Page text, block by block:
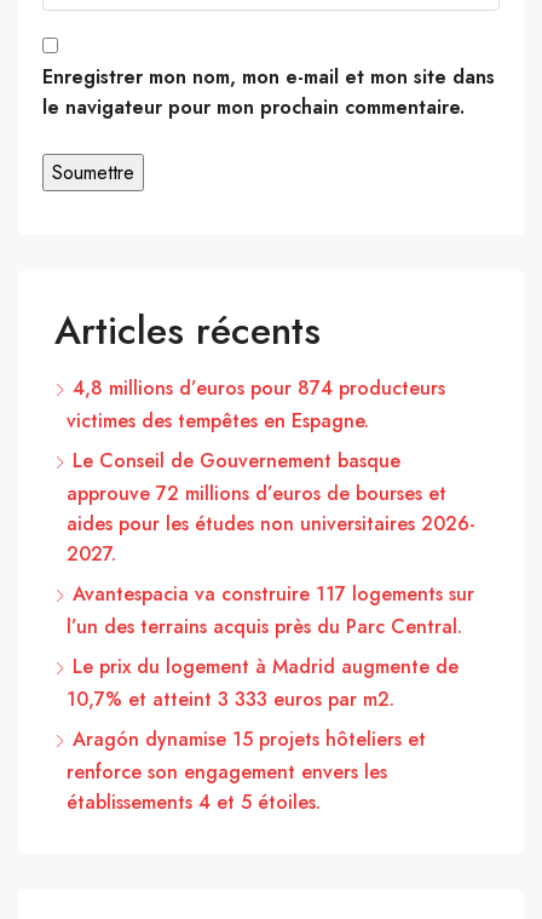
Enregistrer mon nom, mon e-mail et mon site dans
le navigateur pour mon prochain commentaire.
Articles récents
4,8 millions d’euros pour 874 producteurs
victimes des tempêtes en Espagne.
Le Conseil de Gouvernement basque
approuve 72 millions d’euros de bourses et
aides pour les études non universitaires 2026-
2027.
Avantespacia va construire 117 logements sur
l’un des terrains acquis près du Parc Central.
Le prix du logement à Madrid augmente de
10,7% et atteint 3 333 euros par m2.
Aragón dynamise 15 projets hôteliers et
renforce son engagement envers les
établissements 4 et 5 étoiles.